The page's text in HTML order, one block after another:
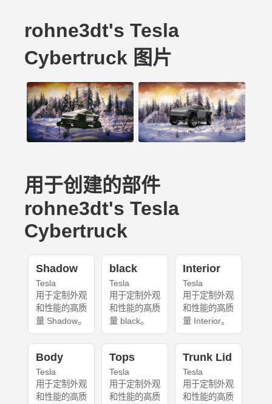
rohne3dt's Tesla
Cybertruck 图片
用于创建的部件
rohne3dt's Tesla
Cybertruck
Shadow
Tesla
用于定制外观
和性能的高质
量 Shadow。
black
Tesla
用于定制外观
和性能的高质
量 black。
Interior
Tesla
用于定制外观
和性能的高质
量 Interior。
Body
Tesla
用于定制外观
和性能的高质
Tops
Tesla
用于定制外观
和性能的高质
Trunk Lid
Tesla
用于定制外观
和性能的高质